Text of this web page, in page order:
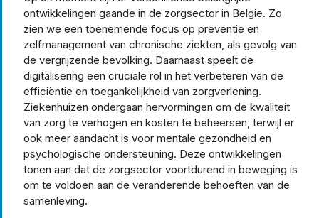
ontwikkelingen gaande in de zorgsector in België. Zo
zien we een toenemende focus op preventie en
zelfmanagement van chronische ziekten, als gevolg van
de vergrijzende bevolking. Daarnaast speelt de
digitalisering een cruciale rol in het verbeteren van de
efficiëntie en toegankelijkheid van zorgverlening.
Ziekenhuizen ondergaan hervormingen om de kwaliteit
van zorg te verhogen en kosten te beheersen, terwijl er
ook meer aandacht is voor mentale gezondheid en
psychologische ondersteuning. Deze ontwikkelingen
tonen aan dat de zorgsector voortdurend in beweging is
om te voldoen aan de veranderende behoeften van de
samenleving.